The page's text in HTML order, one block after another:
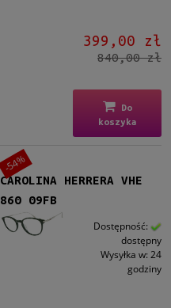
399,00 zł
840,00 zł
Do
koszyka
CAROLINA HERRERA VHE
860 09FB
Dostępność:
dostępny
Wysyłka w: 24
godziny
-54%